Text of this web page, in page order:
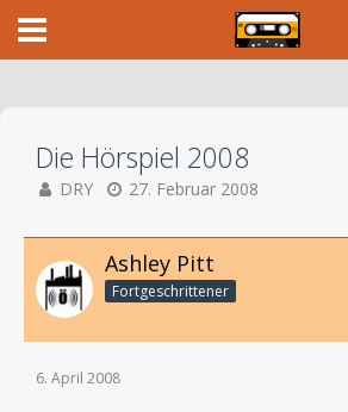
Die Hörspiel 2008
DRY 27. Februar 2008
Ashley Pitt
Fortgeschrittener
6. April 2008